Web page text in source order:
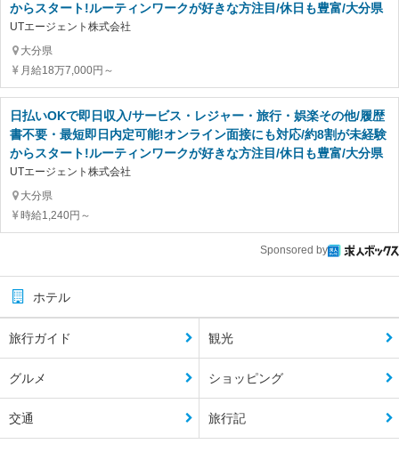
からスタート!ルーティンワークが好きな方注目/休日も豊富/大分県
UTエージェント株式会社
大分県
月給18万7,000円～
日払いOKで即日収入/サービス・レジャー・旅行・娯楽その他/履歴
書不要・最短即日内定可能!オンライン面接にも対応/約8割が未経験
からスタート!ルーティンワークが好きな方注目/休日も豊富/大分県
UTエージェント株式会社
大分県
時給1,240円～
Sponsored by
ホテル
旅行ガイド 観光
グルメ ショッピング
交通 旅行記